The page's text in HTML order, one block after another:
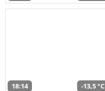
18:14 -13,5 °C